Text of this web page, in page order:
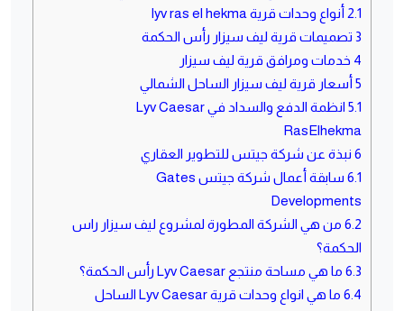
2.1 أنواع وحدات قرية lyv ras el hekma
3 تصميمات قرية ليف سيزار رأس الحكمة
4 خدمات ومرافق قرية ليف سيزار
5 أسعار قرية ليف سيزار الساحل الشمالي
5.1
انظمة الدفع والسداد في Lyv Caesar
RasElhekma
6 نبذة عن شركة جيتس للتطوير العقاري
6.1
سابقة أعمال شركة جيتس Gates
Developments
6.2 من هي الشركة المطورة لمشروع ليف سيزار راس
الحكمة؟
6.3 ما هي مساحة منتجع Lyv Caesar رأس الحكمة؟
6.4
ما هي انواع وحدات قرية Lyv Caesar الساحل